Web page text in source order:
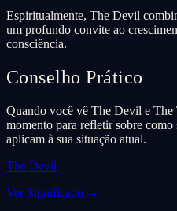
Espiritualmente, The Devil
um profundo convite ao
consciência.
Conselho Prático
Quando você vê The Devil e The
momento para refletir sobre como
aplicam à sua situação atual.
The Devil
Ver Significado →